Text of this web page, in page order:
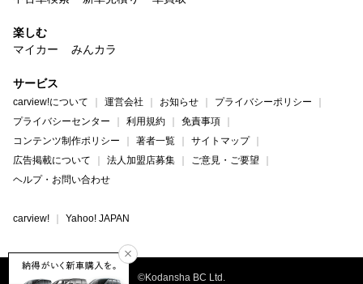
楽しむ
マイカー
みんカラ
サービス
carview!について 運営会社 お知らせ
プライバシーポリシー
プライバシーセンター
利用規約
免責事項
コンテンツ制作ポリシー
著者一覧
サイトマップ
広告掲載について
法人加盟店募集
ご意見・ご要望
ヘルプ・お問い合わせ
carview! Yahoo! JAPAN
©Kodansha BC Ltd.